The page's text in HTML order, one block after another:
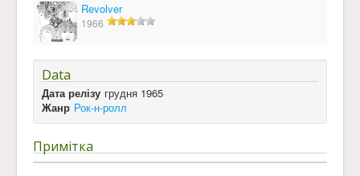
Revolver
1966
Data
Дата релізу грудня 1965
Жанр Рок-н-ролл
Примітка